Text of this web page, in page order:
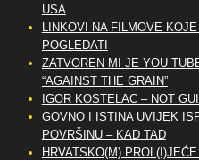
USA
LINKOVI NA FILMOVE
POGLEDATI
ZATVOREN MI JE YOU
“AGAINST THE GRAIN”
IGOR KOSTELAC – NOT
GOVNO I ISTINA UVIJEK
POVRŠINU – KAD TAD
HRVATSKO(M)